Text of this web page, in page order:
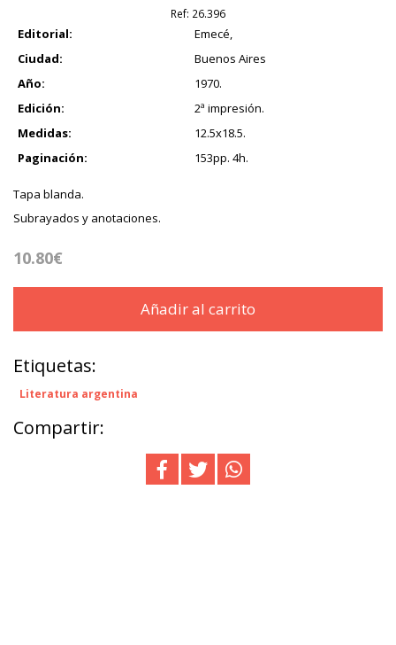
Ref: 26.396
Editorial:
Emecé,
Ciudad:
Buenos Aires
Año:
1970.
Edición:
2ª impresión.
Medidas:
12.5x18.5.
Paginación:
153pp. 4h.
Tapa blanda.
Subrayados y anotaciones.
10.80€
Añadir al carrito
Etiquetas:
Literatura argentina
Compartir: